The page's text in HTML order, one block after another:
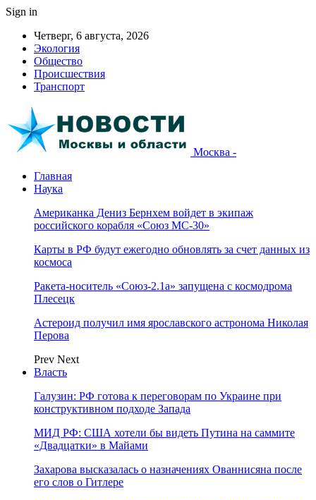
Sign in
Четверг, 6 августа, 2026
Экология
Общество
Происшествия
Транспорт
Москва -
Главная
Наука
Американка Дениз Бернхем войдет в экипаж
российского корабля «Союз МС-30»
Карты в РФ будут ежегодно обновлять за счет данных из
космоса
Ракета-носитель «Союз-2.1а» запущена с космодрома
Плесецк
Астероид получил имя ярославского астронома Николая
Перова
Prev Next
Власть
Галузин: РФ готова к переговорам по Украине при
конструктивном подходе Запада
МИД РФ: США хотели бы видеть Путина на саммите
«Двадцатки» в Майами
Захарова высказалась о назначениях Ованнисяна после
его слов о Гитлере